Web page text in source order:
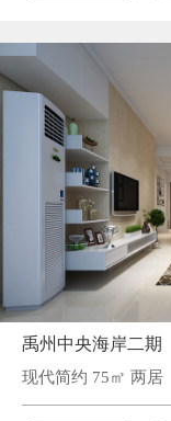
禹州中央海岸二期
现代简约 75㎡ 两居